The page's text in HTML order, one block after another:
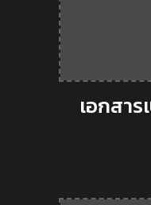
เอกสา